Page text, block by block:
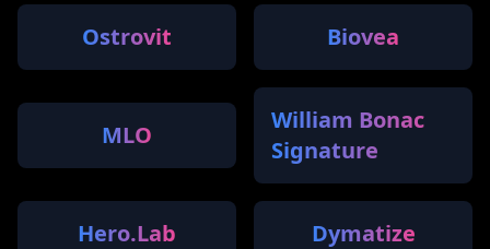
Ostrovit Biovea
MLO
William Bonac
Signature
Hero.Lab Dymatize